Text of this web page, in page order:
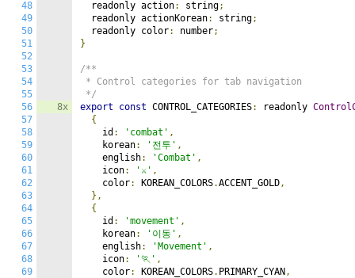
48
49
50
51
52
53
54
55
56
57
58
59
60
61
62
63
64
65
66
67
68
69
8x
  readonly action
: string;
  readonly actionKorean
: string;
  readonly color
: number;
}
/**
* Control categories for tab navigation
*/
export
const CONTROL_CATEGORIES: readonly
{
    id
: 'combat' ,
    korean
: '전투' ,
    english
: 'Combat' ,
    icon
: '⚔️' ,
    color
: KOREAN_COLORS.ACCENT_GOLD,
},
{
    id
: 'movement' ,
    korean
: '이동' ,
    english
: 'Movement' ,
    icon
: '🏃' ,
    color
: KOREAN_COLORS. PRIMARY_CYAN ,